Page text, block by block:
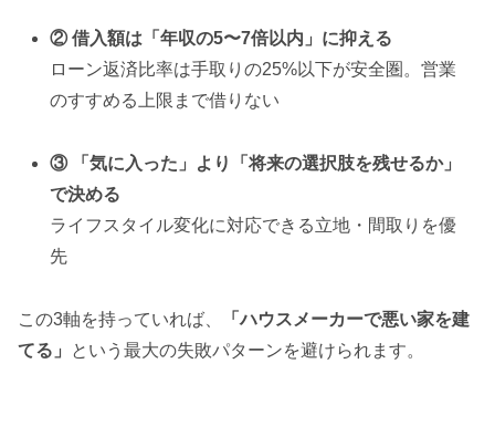
② 借入額は「年収の5〜7倍以内」に抑える
ローン返済比率は手取りの25%以下が安全圏。営業
のすすめる上限まで借りない
③ 「気に入った」より「将来の選択肢を残せるか」
で決める
ライフスタイル変化に対応できる立地・間取りを優
先
この3軸を持っていれば、
「ハウスメーカーで悪い家を建
てる」
という最大の失敗パターンを避けられます。